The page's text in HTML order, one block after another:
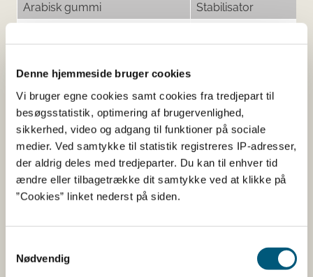
Denne hjemmeside bruger cookies
Vi bruger egne cookies samt cookies fra tredjepart til
besøgsstatistik, optimering af brugervenlighed,
sikkerhed, video og adgang til funktioner på sociale
medier. Ved samtykke til statistik registreres IP-adresser,
der aldrig deles med tredjeparter. Du kan til enhver tid
ændre eller tilbagetrække dit samtykke ved at klikke på
”Cookies” linket nederst på siden.
Nødvendig
Arabisk gummi
Stabilisator
Citronsyre
middel
Dicalciumfosfat
Fyldemiddel
Fedtsyrer
Antiklumpningsmiddel
Gelatine
Øvrigt
Hydroxypropylmethylcellulose
Fyldemiddel
Antiklumpningsmiddel